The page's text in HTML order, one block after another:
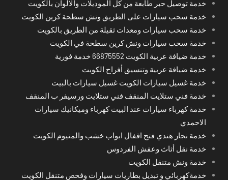
خدمة توصيل حبر طابعة من كل الموديلات والالوان بالكويت
خدمة سحب سيارات على الطريق ونش سطحة كرين الكويت
خدمة سحب سيارات ومعدات ثقيلة من الطريق بالكويت
خدمة سحب سيارات ونش كرين سطحة في الكويت
خدمة ضيافة عربية الكويت 66875552 خدمة فورية
خدمة ضيافة عربية وتنسيق أفراح الكويت
خدمة غسيل سيارات الكويت غسيل سيارات بالبيت
خدمة فني ستلايت المنقف فني ستلايت ورسيفر ب المنقف
خدمة كهرباء سيارات عند البيت كهرباء وميكانيك سيارات
الاحمدي
خدمة نجار هندي فتح اقفال ابواب خشب والمنيوم الكويت
خدمة نقل أثاث وعفش الفردوس
خدمة ونش متنقل الكويت
خدمةكهربائي و تبديل بطاريات سيارات وفحص متنقل الكويت